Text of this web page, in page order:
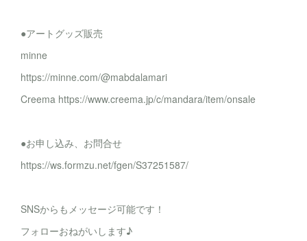
●アートグッズ販売
minne
https://minne.com/@mabdalamari
Creema https://www.creema.jp/c/mandara/item/onsale
●お申し込み、お問合せ
https://ws.formzu.net/fgen/S37251587/
SNSからもメッセージ可能です！
フォローおねがいします♪